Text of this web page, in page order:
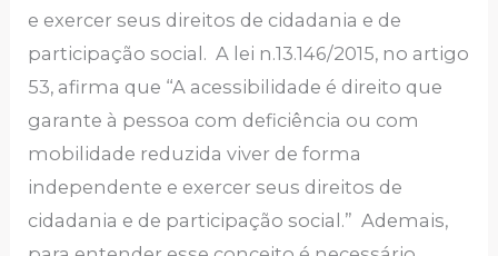
e exercer seus direitos de cidadania e de
participação social. A lei n.13.146/2015, no artigo
53, afirma que “A acessibilidade é direito que
garante à pessoa com deficiência ou com
mobilidade reduzida viver de forma
independente e exercer seus direitos de
cidadania e de participação social.” Ademais,